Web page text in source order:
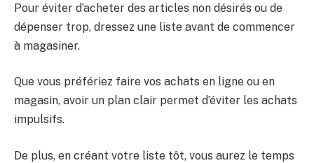
Pour éviter d’acheter des articles non désirés ou de
dépenser trop, dressez une liste avant de commencer
à magasiner.
Que vous préfériez faire vos achats en ligne ou en
magasin, avoir un plan clair permet d’éviter les achats
impulsifs.
De plus, en créant votre liste tôt, vous aurez le temps